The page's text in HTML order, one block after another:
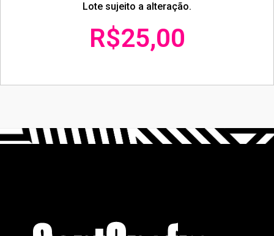
Lote sujeito a alteração.
R$25,00